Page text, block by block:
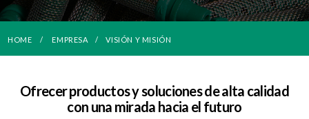
HOME EMPRESA VISIÓN Y MISIÓN
Ofrecer productos y soluciones de alta calidad
con una mirada hacia el futuro